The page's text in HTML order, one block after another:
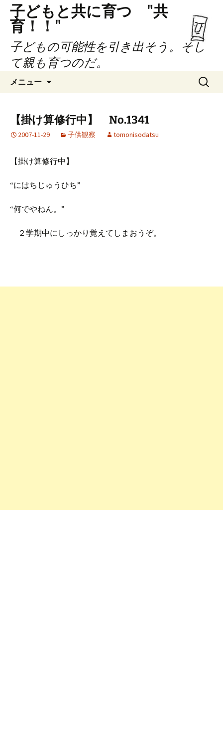
子どもと共に育つ "共
育！！"
子どもの可能性を引き出そう。そし
て親も育つのだ。
メニュー
ン
ツ
キ
プ
検
索:
【掛け算修行中】 No.1341
2007-11-29 子供観察 tomonisodatsu
【掛け算修行中】
“にはちじゅうひち”
“何でやねん。”
２学期中にしっかり覚えてしまおうぞ。